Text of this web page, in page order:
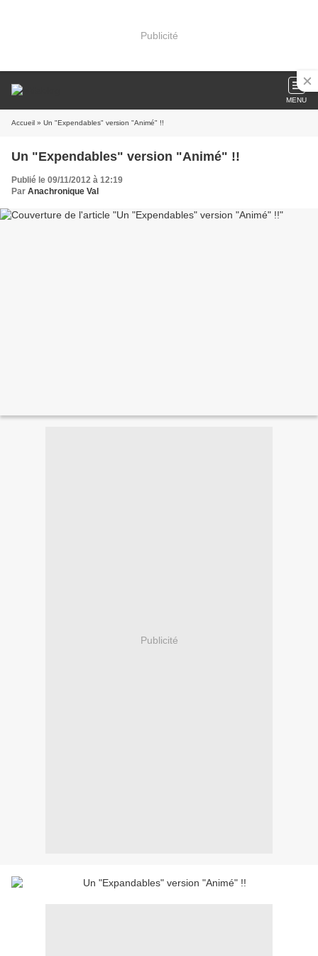
Publicité
MENU
Accueil » Un "Expendables" version "Animé" !!
Un "Expendables" version "Animé" !!
Publié le 09/11/2012 à 12:19
Par Anachronique Val
Publicité